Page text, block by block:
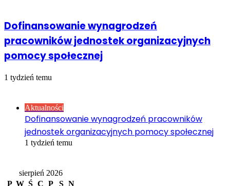
Dofinansowanie wynagrodzeń
pracowników jednostek organizacyjnych
pomocy społecznej
1 tydzień temu
Aktualności
Dofinansowanie wynagrodzeń pracowników
jednostek organizacyjnych pomocy społecznej
1 tydzień temu
sierpień 2026
P W Ś C P S N